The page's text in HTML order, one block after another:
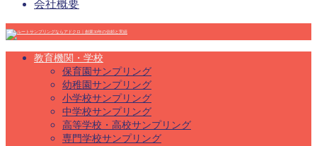
会社概要
教育機関・学校
保育園サンプリング
幼稚園サンプリング
小学校サンプリング
中学校サンプリング
高等学校・高校サンプリング
専門学校サンプリング